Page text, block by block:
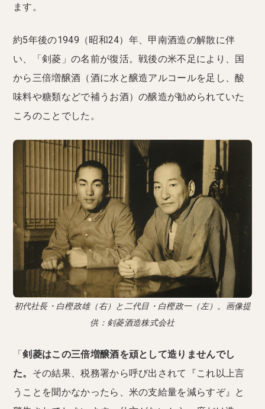
ます。
約5年後の1949（昭和24）年、甲南酒造の解散に伴
い、「剣菱」の名前が復活。戦後の米不足により、国
から三倍増醸酒（酒に水と醸造アルコールを足し、酸
味料や糖類などで補うお酒）の醸造が勧められていた
ころのことでした。
初代社長・白樫政雄（右）と二代目・白樫政一（左）。画像提
供：剣菱酒造株式会社
「剣菱はこの三倍増醸酒を頑として造りませんでし
た。 その結果、税務署から呼び出されて『これ以上言
うことを聞かなかったら、米の支給量を減らすぞ』と